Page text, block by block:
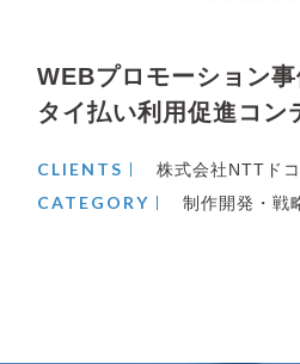
WEBプロモーション
タイ払い利用促進コン
CLIENTS 株式会社NTTド
CATEGORY 制作開発・戦